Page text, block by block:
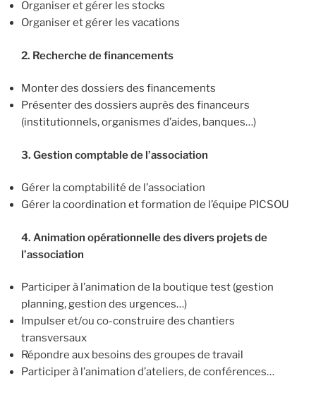
Organiser et gérer les stocks
Organiser et gérer les vacations
2. Recherche de financements
Monter des dossiers des financements
Présenter des dossiers auprès des financeurs
(institutionnels, organismes d’aides, banques…)
3. Gestion comptable de l’association
Gérer la comptabilité de l’association
Gérer la coordination et formation de l’équipe PICSOU
4. Animation opérationnelle des divers projets de
l’association
Participer à l’animation de la boutique test (gestion
planning, gestion des urgences…)
Impulser et/ou co-construire des chantiers
transversaux
Répondre aux besoins des groupes de travail
Participer à l’animation d’ateliers, de conférences…